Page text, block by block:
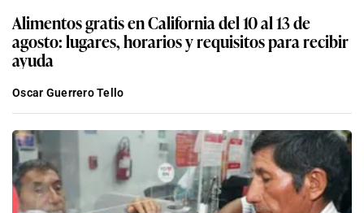
Alimentos gratis en California del 10 al 13 de
agosto: lugares, horarios y requisitos para recibir
ayuda
Oscar Guerrero Tello